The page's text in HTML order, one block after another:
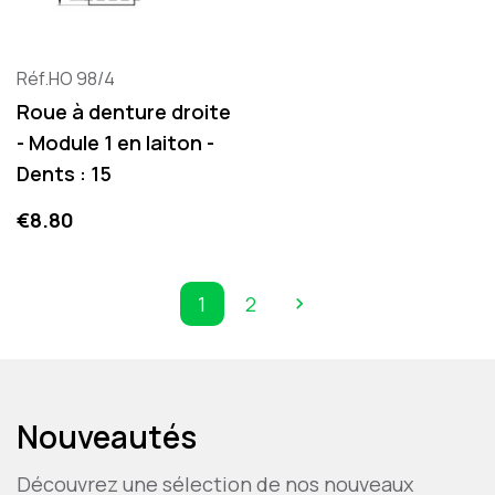
Réf.HO 98/4
Roue à denture droite
- Module 1 en laiton -
Dents : 15
Price
€8.80
1 2 
Nouveautés
Découvrez une sélection de nos nouveaux